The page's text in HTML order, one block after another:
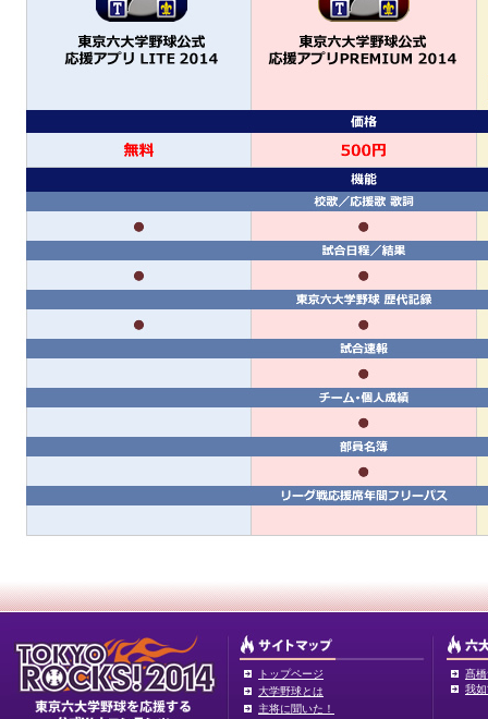
トップページ
大学野球とは
主将に聞いた！
髙
我